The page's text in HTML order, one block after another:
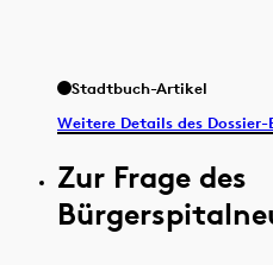
Stadtbuch-Artikel
Weitere Details des
Zur Frage des